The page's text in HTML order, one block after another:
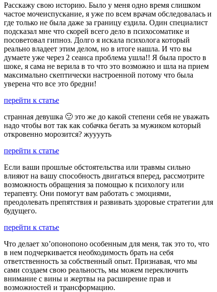
Расскажу свою историю. Было у меня одно время слишком
частое мочеиспускание, я уже по всем врачам обследовалась и
где только не была даже за границу ездила. Один специалист
подсказал мне что скорей всего дело в психосоматике и
посоветовал гипноз. Долго я искала психолога который
реально владеет этим делом, но в итоге нашла. И что вы
думаете уже через 2 сеанса проблема ушла!! Я была просто в
шоке, я сама не верила в то что это возможно и шла на прием
максимально скептически настроенной потому что была
уверена что все это бредни!
перейти к статье
странная девушка 🙂 это же до какой степени себя не уважать
надо чтобы вот так как собачка бегать за мужиком который
откровенно морозится? жууууть
перейти к статье
Если ваши прошлые обстоятельства или травмы сильно
влияют на вашу способность двигаться вперед, рассмотрите
возможность обращения за помощью к психологу или
терапевту. Они помогут вам работать с эмоциями,
преодолевать препятствия и развивать здоровые стратегии для
будущего.
перейти к статье
Что делает хо’опонопоно особенным для меня, так это то, что
в нем подчеркивается необходимость брать на себя
ответственность за собственный опыт. Признавая, что мы
сами создаем свою реальность, мы можем переключить
внимание с вины и жертвы на расширение прав и
возможностей и трансформацию.